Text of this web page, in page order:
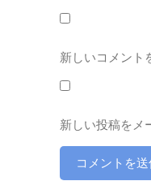
新しいコメント
新しい投稿をメ